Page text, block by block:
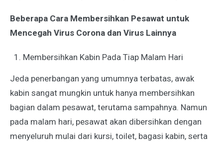
Beberapa Cara Membersihkan Pesawat untuk
Mencegah Virus Corona dan Virus Lainnya
Membersihkan Kabin Pada Tiap Malam Hari
Jeda penerbangan yang umumnya terbatas, awak
kabin sangat mungkin untuk hanya membersihkan
bagian dalam pesawat, terutama sampahnya. Namun
pada malam hari, pesawat akan dibersihkan dengan
menyeluruh mulai dari kursi, toilet, bagasi kabin, serta